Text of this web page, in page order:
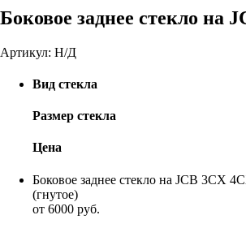
Боковое заднее стекло на
Артикул: Н/Д
Вид стекла
Размер стекла
Цена
Боковое заднее стекло на JCB 3CX
(гнутое)
от 6000 руб.